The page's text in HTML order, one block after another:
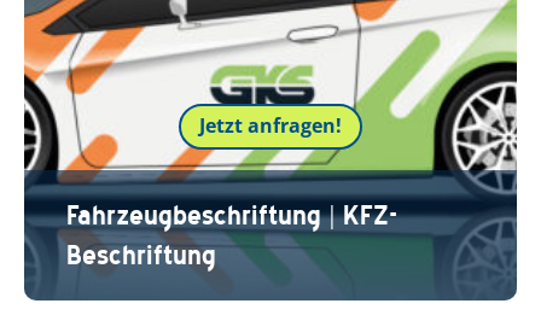
Jetzt anfragen!
Fahrzeugbeschriftung | KFZ-
Beschriftung